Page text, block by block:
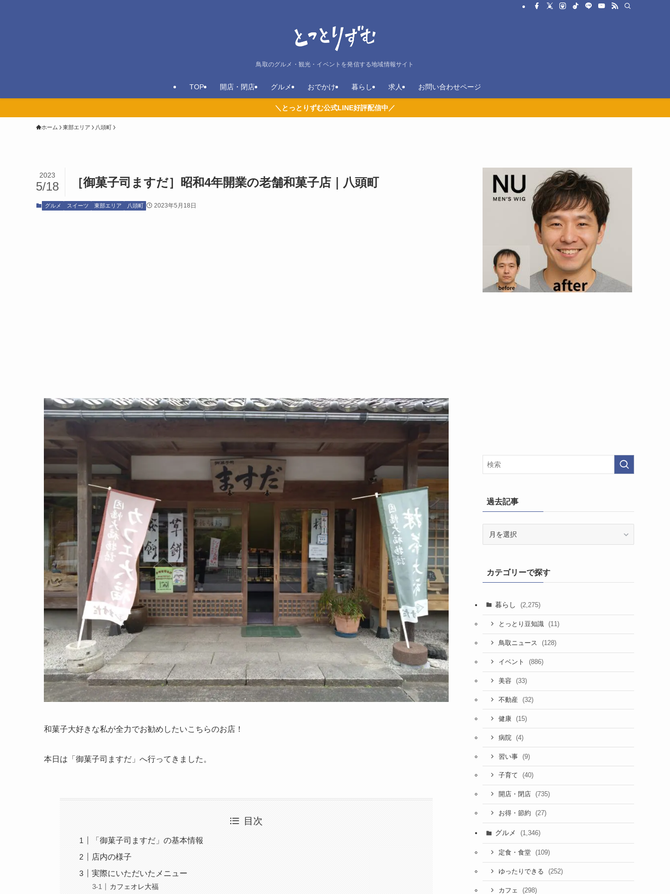
鳥取のグルメ・観光・イベントを発信する地域情報サイト
TOP 開店・閉店 グルメ おでかけ 暮らし 求人 お問い合わせページ
＼とっとりずむ公式LINE好評配信中／
ホーム 東部エリア 八頭町
［御菓子司ますだ］昭和4年開業の老舗和菓子店｜八頭町
2023
5/18
グルメ スイーツ 東部エリア 八頭町 2023年5月18日
和菓子大好きな私が全力でお勧めしたいこちらのお店！
本日は「御菓子司ますだ」へ行ってきました。
目次
「御菓子司ますだ」の基本情報
店内の様子
実際にいただいたメニュー
カフェオレ大福
過去記事
カテゴリーで探す
暮らし (2,275)
とっとり豆知識 (11)
鳥取ニュース (128)
イベント (886)
美容 (33)
不動産 (32)
健康 (15)
病院 (4)
習い事 (9)
子育て (40)
開店・閉店 (735)
お得・節約 (27)
グルメ (1,346)
定食・食堂 (109)
ゆったりできる (252)
カフェ (298)